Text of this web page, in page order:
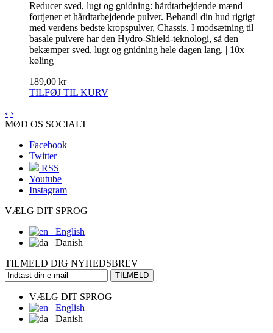
Reducer sved, lugt og gnidning: hårdtarbejdende mænd
fortjener et hårdtarbejdende pulver. Behandl din hud rigtigt
med verdens bedste kropspulver, Chassis. I modsætning til
basale pulvere har den Hydro-Shield-teknologi, så den
bekæmper sved, lugt og gnidning hele dagen lang. | 10x
køling
189,00 kr
TILFØJ TIL KURV
‹ ›
MØD OS SOCIALT
Facebook
Twitter
RSS
Youtube
Instagram
VÆLG DIT SPROG
English
Danish
TILMELD DIG NYHEDSBREV
TILMELD
VÆLG DIT SPROG
English
Danish